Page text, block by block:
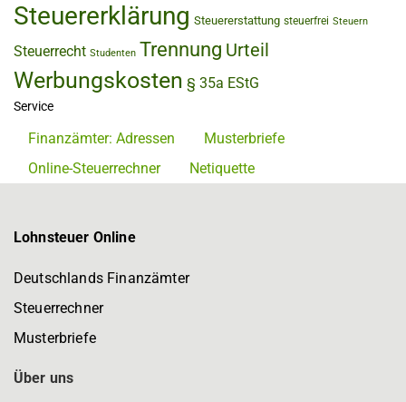
Steuererklärung Steuererstattung steuerfrei Steuern
Steuerrecht Studenten Trennung Urteil
Werbungskosten § 35a EStG
Service
Finanzämter: Adressen
Musterbriefe
Online-Steuerrechner
Netiquette
Lohnsteuer Online
Deutschlands Finanzämter
Steuerrechner
Musterbriefe
Über uns